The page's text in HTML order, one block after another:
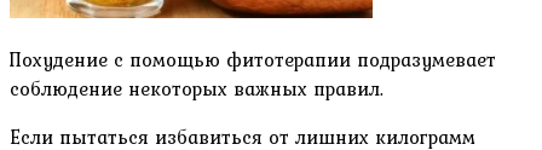
Похудение с помощью фитотерапии подразумевает
соблюдение некоторых важных правил.
Если пытаться избавиться от лишних килограмм